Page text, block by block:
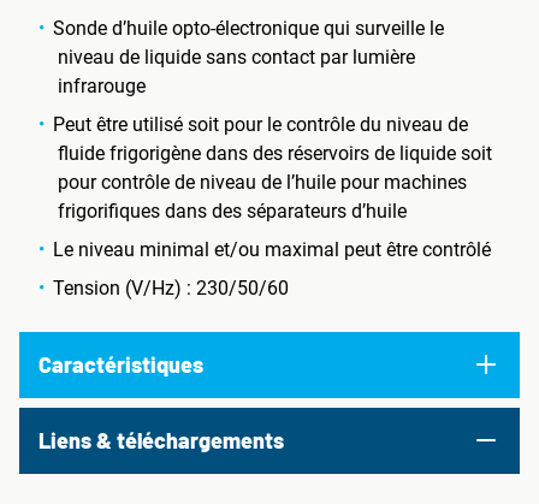
Sonde d’huile opto-électronique qui surveille le
niveau de liquide sans contact par lumière
infrarouge
Peut être utilisé soit pour le contrôle du niveau de
fluide frigorigène dans des réservoirs de liquide soit
pour contrôle de niveau de l’huile pour machines
frigorifiques dans des séparateurs d’huile
Le niveau minimal et/ou maximal peut être contrôlé
Tension (V/Hz) : 230/50/60
Caractéristiques
Liens & téléchargements